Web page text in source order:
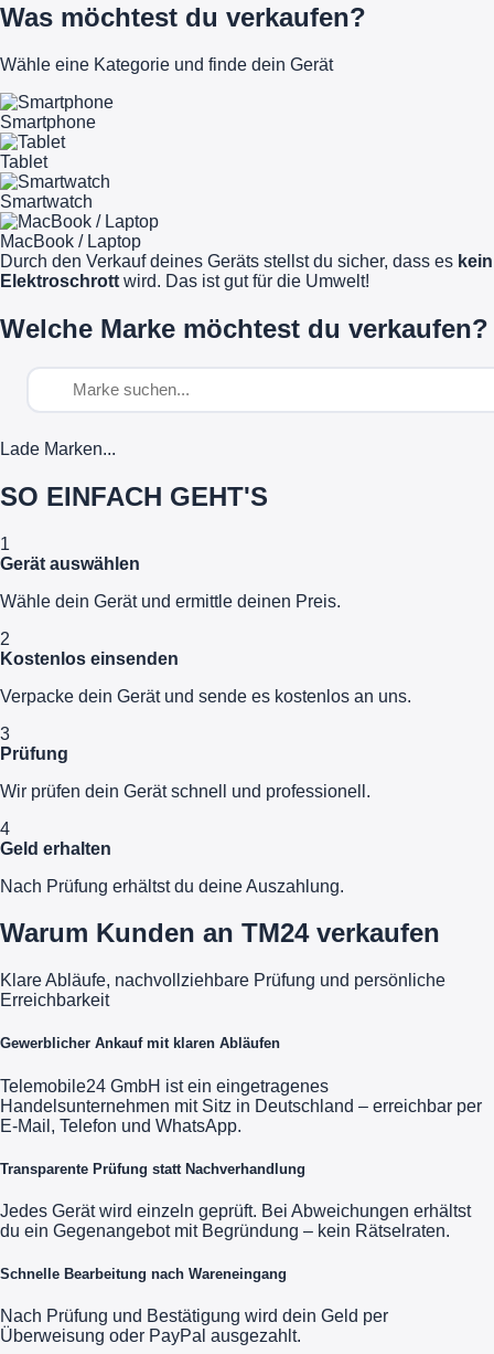
Was möchtest du verkaufen?
Wähle eine Kategorie und finde dein Gerät
Smartphone
Tablet
Smartwatch
MacBook / Laptop
Durch den Verkauf deines Geräts stellst du sicher, dass es kein
Elektroschrott wird. Das ist gut für die Umwelt!
Welche Marke möchtest du verkaufen?
Lade Marken...
SO EINFACH GEHT'S
1
Gerät auswählen
Wähle dein Gerät und ermittle deinen Preis.
2
Kostenlos einsenden
Verpacke dein Gerät und sende es kostenlos an uns.
3
Prüfung
Wir prüfen dein Gerät schnell und professionell.
4
Geld erhalten
Nach Prüfung erhältst du deine Auszahlung.
Warum Kunden an TM24 verkaufen
Klare Abläufe, nachvollziehbare Prüfung und persönliche
Erreichbarkeit
Gewerblicher Ankauf mit klaren Abläufen
Telemobile24 GmbH ist ein eingetragenes
Handelsunternehmen mit Sitz in Deutschland – erreichbar per
E-Mail, Telefon und WhatsApp.
Transparente Prüfung statt Nachverhandlung
Jedes Gerät wird einzeln geprüft. Bei Abweichungen erhältst
du ein Gegenangebot mit Begründung – kein Rätselraten.
Schnelle Bearbeitung nach Wareneingang
Nach Prüfung und Bestätigung wird dein Geld per
Überweisung oder PayPal ausgezahlt.